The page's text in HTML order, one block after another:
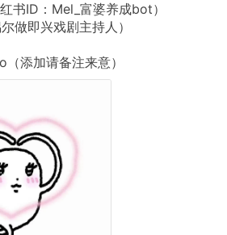
红书ID：Mel_富婆养成bot）
做即兴戏剧主持人）
添加请备注来意）